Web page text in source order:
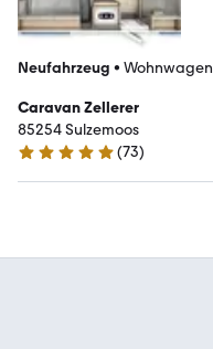
Neufahrzeug • Wohnwagen
Caravan Zellerer
85254 Sulzemoos
4.8 Sterne
(73)